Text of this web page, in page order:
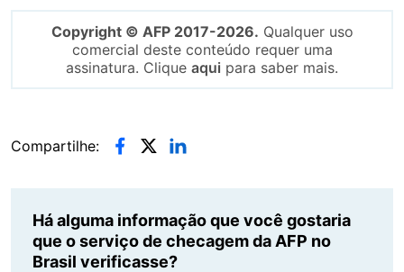
Copyright © AFP 2017-2026. Qualquer uso
comercial deste conteúdo requer uma
assinatura. Clique aqui para saber mais.
Compartilhe:
Há alguma informação que você gostaria
que o serviço de checagem da AFP no
Brasil verificasse?